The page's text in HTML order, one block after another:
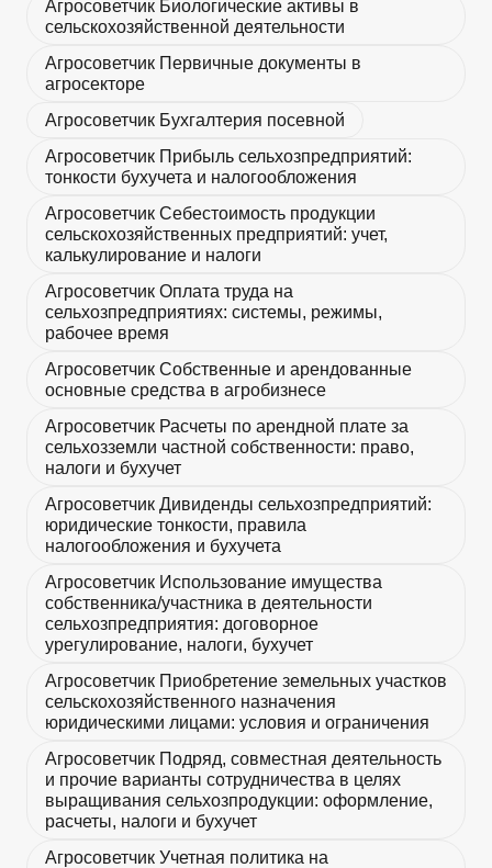
Агросоветчик Биологические активы в
сельскохозяйственной деятельности
Агросоветчик Первичные документы в
агросекторе
Агросоветчик Бухгалтерия посевной
Агросоветчик Прибыль сельхозпредприятий:
тонкости бухучета и налогообложения
Агросоветчик Себестоимость продукции
сельскохозяйственных предприятий: учет,
калькулирование и налоги
Агросоветчик Оплата труда на
сельхозпредприятиях: системы, режимы,
рабочее время
Агросоветчик Собственные и арендованные
основные средства в агробизнесе
Агросоветчик Расчеты по арендной плате за
сельхозземли частной собственности: право,
налоги и бухучет
Агросоветчик Дивиденды сельхозпредприятий:
юридические тонкости, правила
налогообложения и бухучета
Агросоветчик Использование имущества
собственника/участника в деятельности
сельхозпредприятия: договорное
урегулирование, налоги, бухучет
Агросоветчик Приобретение земельных участков
сельскохозяйственного назначения
юридическими лицами: условия и ограничения
Агросоветчик Подряд, совместная деятельность
и прочие варианты сотрудничества в целях
выращивания сельхозпродукции: оформление,
расчеты, налоги и бухучет
Агросоветчик Учетная политика на